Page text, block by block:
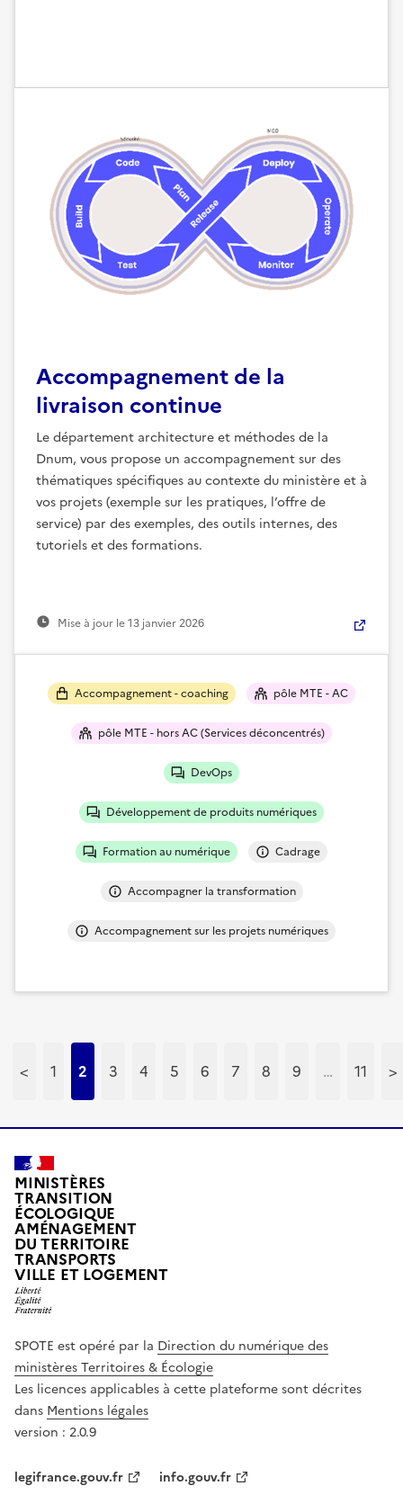
Accompagnement de la
livraison continue
Le département architecture et méthodes de la
Dnum, vous propose un accompagnement sur des
thématiques spécifiques au contexte du ministère et à
vos projets (exemple sur les pratiques, l’offre de
service) par des exemples, des outils internes, des
tutoriels et des formations.
Mise à jour le13 janvier 2026
Accompagnement - coaching pôle MTE - AC
pôle MTE - hors AC (Services déconcentrés)
DevOps
Développement de produits numériques
Formation au numérique Cadrage
Accompagner la transformation
Accompagnement sur les projets numériques
< 1 2 3 4 5 6 7 8 9 … 11 >
MINISTÈRES
TRANSITION
ÉCOLOGIQUE
AMÉNAGEMENT
DU TERRITOIRE
TRANSPORTS
VILLE ET LOGEMENT
SPOTE est opéré par la Direction du numérique des
ministères Territoires & Écologie
Les licences applicables à cette plateforme sont décrites
dans Mentions légales
version : 2.0.9
legifrance.gouv.fr info.gouv.fr